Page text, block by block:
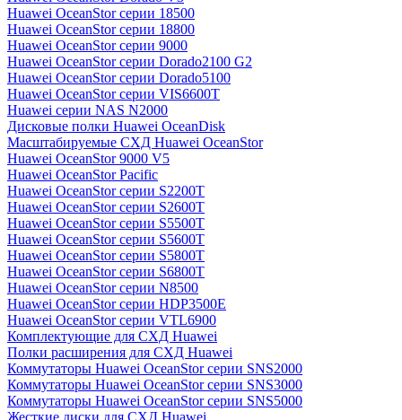
Huawei OceanStor серии 18500
Huawei OceanStor серии 18800
Huawei OceanStor серии 9000
Huawei OceanStor серии Dorado2100 G2
Huawei OceanStor серии Dorado5100
Huawei OceanStor серии VIS6600T
Huawei серии NAS N2000
Дисковые полки Huawei OceanDisk
Масштабируемые СХД Huawei OceanStor
Huawei OceanStor 9000 V5
Huawei OceanStor Pacific
Huawei OceanStor серии S2200T
Huawei OceanStor серии S2600T
Huawei OceanStor серии S5500T
Huawei OceanStor серии S5600T
Huawei OceanStor серии S5800T
Huawei OceanStor серии S6800T
Huawei OceanStor серии N8500
Huawei OceanStor серии HDP3500E
Huawei OceanStor серии VTL6900
Комплектующие для СХД Huawei
Полки расширения для СХД Huawei
Коммутаторы Huawei OceanStor серии SNS2000
Коммутаторы Huawei OceanStor серии SNS3000
Коммутаторы Huawei OceanStor серии SNS5000
Жесткие диски для СХД Huawei